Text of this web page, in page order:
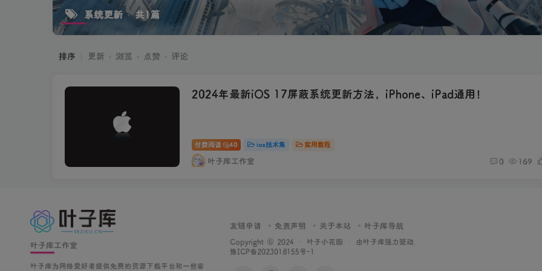
系统更新 共1篇
排序 更新 浏览 点赞 评论
2024年最新iOS 17屏蔽系统更新方法，iPhone、iPad通用！
付费阅读 40 ios技术集 实用教程
叶子库工作室 0 169
叶子库工作室
叶子库为网络爱好者提供免费的资源下载平台和一些客
友链申请 免责声明 关于本站 叶子库导航
Copyright © 2024 · 叶子小花园 · 由 叶子库强力驱动.
豫ICP备2023018155号-1